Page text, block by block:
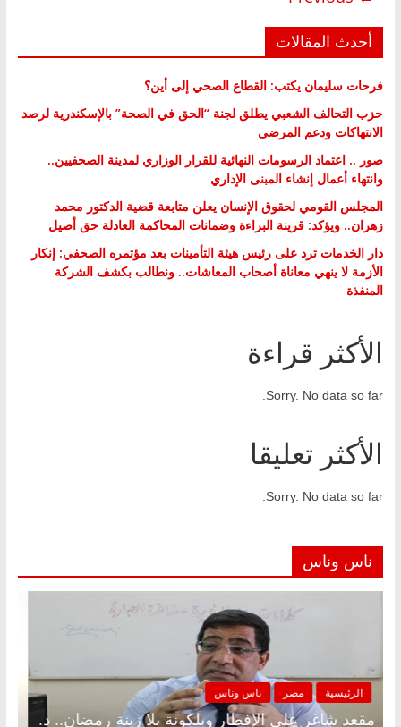
أحدث المقالات
فرحات سليمان يكتب: القطاع الصحي إلى أين؟
حزب التحالف الشعبي يطلق لجنة “الحق في الصحة” بالإسكندرية لرصد
الانتهاكات ودعم المرضى
صور .. اعتماد الرسومات النهائية للقرار الوزاري لمدينة الصحفيين..
وانتهاء أعمال إنشاء المبنى الإداري
المجلس القومي لحقوق الإنسان يعلن متابعة قضية الدكتور محمد
زهران.. ويؤكد: قرينة البراءة وضمانات المحاكمة العادلة حق أصيل
دار الخدمات ترد على رئيس هيئة التأمينات بعد مؤتمره الصحفي: إنكار
الأزمة لا ينهي معاناة أصحاب المعاشات.. ونطالب بكشف الشركة
المنفذة
الأكثر قراءة
Sorry. No data so far.
الأكثر تعليقا
Sorry. No data so far.
ناس وناس
الرئيسية مصر ناس وناس
مقعد شاغر على الإفطار وبلكونة بلا زينة رمضان.. د.